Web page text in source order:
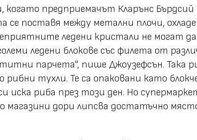
когато предприемачът Кларънс Бърдсий
се поставя между метални плочи,
ледени кристали не могат
ледени блокове със филета от
парчета", пише Джоузефсън. Така
тухли. Те са опаковани като
иска риба през този ден. Но
магазини дори липсва достатъчно